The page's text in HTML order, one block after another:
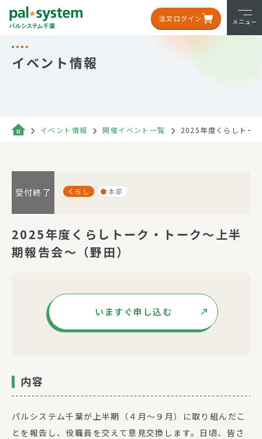
注文ログイン メニュー
イベント情報
イベント情報 開催イベント一覧 2025年度くらしトー
受付終了 くらし 本部
2025年度くらしトーク・トーク～上半
期報告会～（野田）
いますぐ申し込む
内容
パルシステム千葉が上半期（４月～９月）に取り組んだこ
とを報告し、役職員を交えて意見交換します。日頃、皆さ